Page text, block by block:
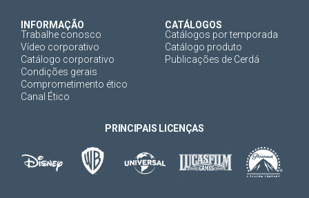
INFORMAÇÃO
Trabalhe conosco
Vídeo corporativo
Catálogo corporativo
Condições gerais
Comprometimento ético
Canal Ético
CATÁLOGOS
Catálogos por temporada
Catálogo produto
Publicações de Cerdá
PRINCIPAIS LICENÇAS